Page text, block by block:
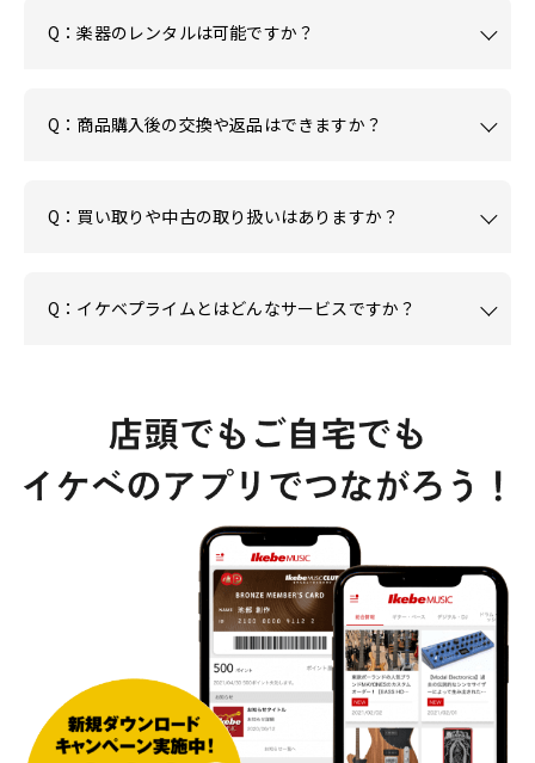
Q：楽器のレンタルは可能ですか？
Q：商品購入後の交換や返品はできますか？
Q：買い取りや中古の取り扱いはありますか？
Q：イケベプライムとはどんなサービスですか？